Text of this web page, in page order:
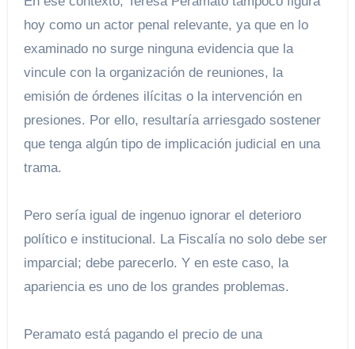
hoy como un actor penal relevante, ya que en lo
examinado no surge ninguna evidencia que la
vincule con la organización de reuniones, la
emisión de órdenes ilícitas o la intervención en
presiones. Por ello, resultaría arriesgado sostener
que tenga algún tipo de implicación judicial en una
trama.
Pero sería igual de ingenuo ignorar el deterioro
político e institucional. La Fiscalía no solo debe ser
imparcial; debe parecerlo. Y en este caso, la
apariencia es uno de los grandes problemas.
Peramato está pagando el precio de una